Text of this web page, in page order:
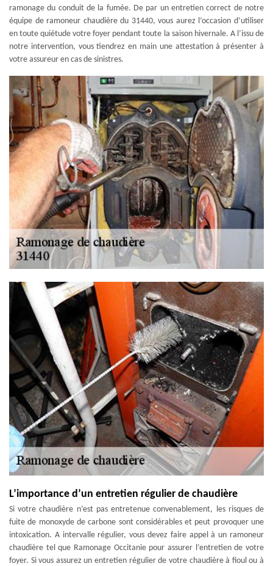
ramonage du conduit de la fumée. De par un entretien correct de notre
équipe de ramoneur chaudière du 31440, vous aurez l’occasion d’utiliser
en toute quiétude votre foyer pendant toute la saison hivernale. A l’issu de
notre intervention, vous tiendrez en main une attestation à présenter à
votre assureur en cas de sinistres.
L’importance d’un entretien régulier de chaudière
Si votre chaudière n’est pas entretenue convenablement, les risques de
fuite de monoxyde de carbone sont considérables et peut provoquer une
intoxication. A intervalle régulier, vous devez faire appel à un ramoneur
chaudière tel que Ramonage Occitanie pour assurer l’entretien de votre
foyer. Si vous assurez un entretien régulier de votre chaudière à fioul ou à